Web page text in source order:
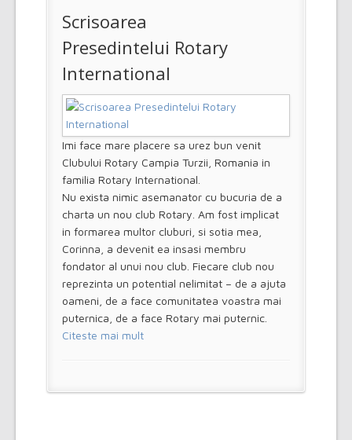
Scrisoarea
Presedintelui Rotary
International
Imi face mare placere sa urez bun venit
Clubului Rotary Campia Turzii, Romania in
familia Rotary International.
Nu exista nimic asemanator cu bucuria de a
charta un nou club Rotary. Am fost implicat
in formarea multor cluburi, si sotia mea,
Corinna, a devenit ea insasi membru
fondator al unui nou club. Fiecare club nou
reprezinta un potential nelimitat – de a ajuta
oameni, de a face comunitatea voastra mai
puternica, de a face Rotary mai puternic.
Citeste mai mult